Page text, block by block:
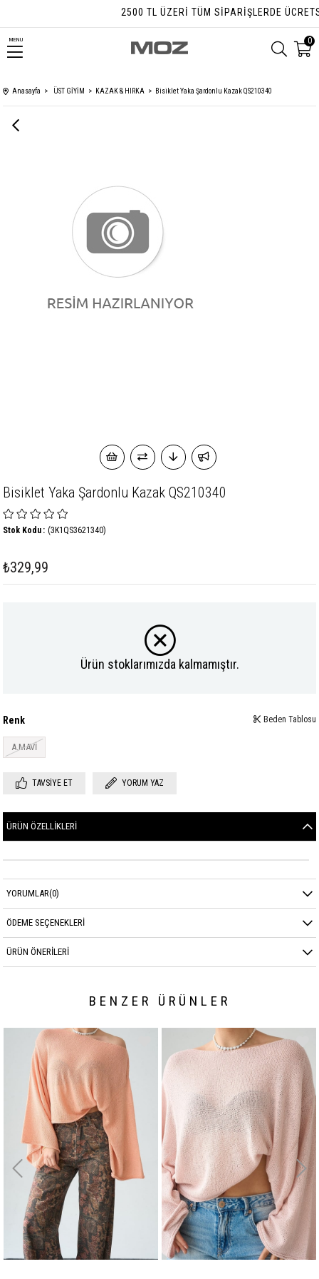
2500 TL ÜZERI TÜM SIPARIŞLERDE
MENU 0
Anasayfa ÜST GİYİM KAZAK & HIRKA Bisiklet Yaka Şardonlu Kazak QS210340
Bisiklet Yaka Şardonlu Kazak QS210340
(3K1QS3621340)
Stok Kodu
₺329,99
Ürün stoklarımızda kalmamıştır.
Renk
A.MAVİ
Beden Tablosu
TAVSIYE ET YORUM YAZ
ÜRÜN ÖZELLIKLERI
YORUMLAR(0)
ÖDEME SEÇENEKLERI
ÜRÜN ÖNERILERI
BENZER ÜRÜNLER